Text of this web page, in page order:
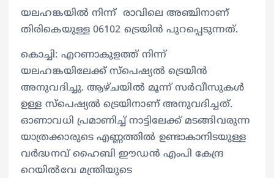
യലഹങ്കയിൽ നിന്ന് രാവിലെ അഞ്ചിനാണ്
തിരികെയുള്ള 06102 ട്രെയിൻ പുറപ്പെടുന്നത്.
കൊച്ചി: എറണാകുളത്ത് നിന്ന്
യലഹങ്കയിലേക്ക് സ്പെഷ്യൽ ട്രെയിൻ
അനുവദിച്ചു. ആഴ്ചയിൽ മൂന്ന് സർവീസുകൾ
ഉള്ള സ്പെഷ്യൽ ട്രെയിനാണ് അനുവദിച്ചത്.
ഓണാവധി പ്രമാണിച്ച് നാട്ടിലേക്ക് മടങ്ങിവരുന്ന
യാത്രക്കാരുടെ എണ്ണത്തിൽ ഉണ്ടാകാനിടയുള്ള
വർദ്ധനവ് ഹൈബി ഈഡൻ എംപി കേന്ദ്ര
റെയിൽവേ മന്ത്രിയുടെ